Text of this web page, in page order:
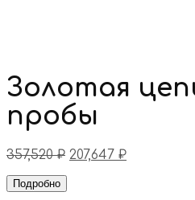
Золотая
пробы
357,520₽ 207,647 ₽
Подробно